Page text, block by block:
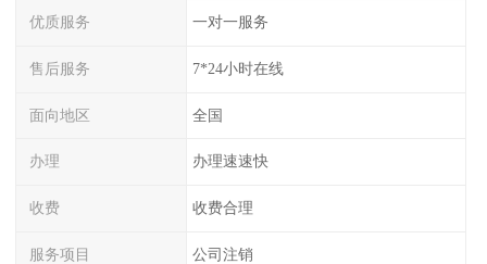
优质服务 一对一服务
售后服务 7*24小时在线
面向地区 全国
办理 办理速速快
收费 收费合理
服务项目 公司注销